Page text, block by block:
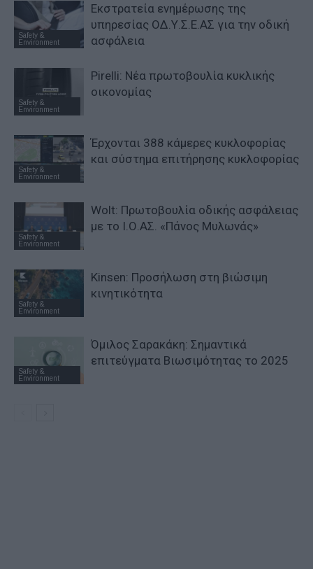
Safety &
Environment
Εκστρατεία ενημέρωσης της
υπηρεσίας ΟΔ.Υ.Σ.Ε.ΑΣ για την οδική
ασφάλεια
Safety &
Environment
Pirelli: Νέα πρωτοβουλία κυκλικής
οικονομίας
Safety &
Environment
Έρχονται 388 κάμερες κυκλοφορίας
και σύστημα επιτήρησης κυκλοφορίας
Safety &
Environment
Wolt: Πρωτοβουλία οδικής ασφάλειας
με το Ι.Ο.ΑΣ. «Πάνος Μυλωνάς»
Safety &
Environment
Kinsen: Προσήλωση στη βιώσιμη
κινητικότητα
Safety &
Environment
Όμιλος Σαρακάκη: Σημαντικά
επιτεύγματα Βιωσιμότητας το 2025